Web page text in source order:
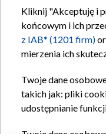
Kliknij "Akceptuję i
końcowym i ich
z IAB* (1201 firm)
mierzenia ich
Twoje dane
takich jak: pliki
udostępnianie